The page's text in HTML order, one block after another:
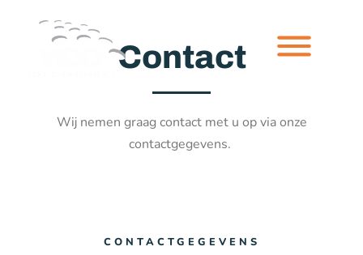
Contact
Wij nemen graag contact met u op via onze
contactgegevens.
CONTACTGEGEVENS